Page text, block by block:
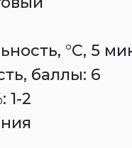
°C, 5
баллы: 6
1-2